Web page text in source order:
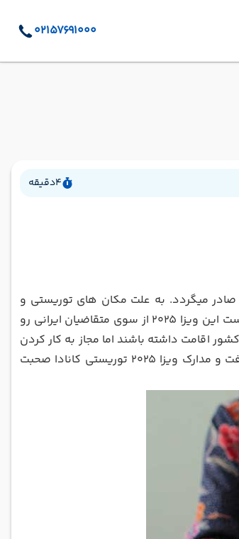
02157691000
4دقیقه
صادر میگردد. به علت مکان های توریستی و
جذاب فراوانی که در این کشور قرار دارند و نیز شرایط عالی ویزای کانادا، در سال های اخیر درخواست این ویزا 2025 از سوی متقاضیان ایرانی رو
خواهند بود تا ۶ ماه به طور متوالی در این کشور اقامت داشته باشند اما مجاز به کار کردن
و یا تحصیل در این کشور نخواهند بود. در ادامه این مطلب، در رابطه با چگونگی و شرایط دریافت و مدارک ویزا 2025 توریستی کانادا صحبت